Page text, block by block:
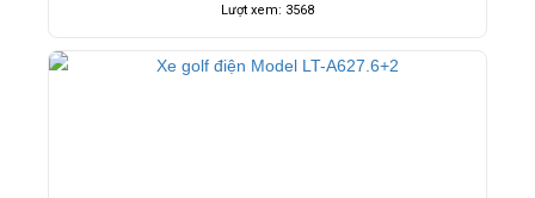
Lượt xem: 3568